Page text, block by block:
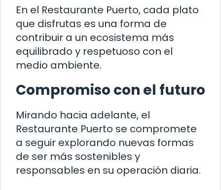
En el Restaurante Puerto, cada plato
que disfrutas es una forma de
contribuir a un ecosistema más
equilibrado y respetuoso con el
medio ambiente.
Compromiso con el futuro
Mirando hacia adelante, el
Restaurante Puerto se compromete
a seguir explorando nuevas formas
de ser más sostenibles y
responsables en su operación diaria.